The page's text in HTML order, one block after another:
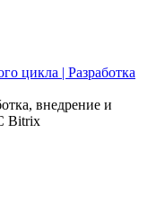
внедрение и
Bitrix